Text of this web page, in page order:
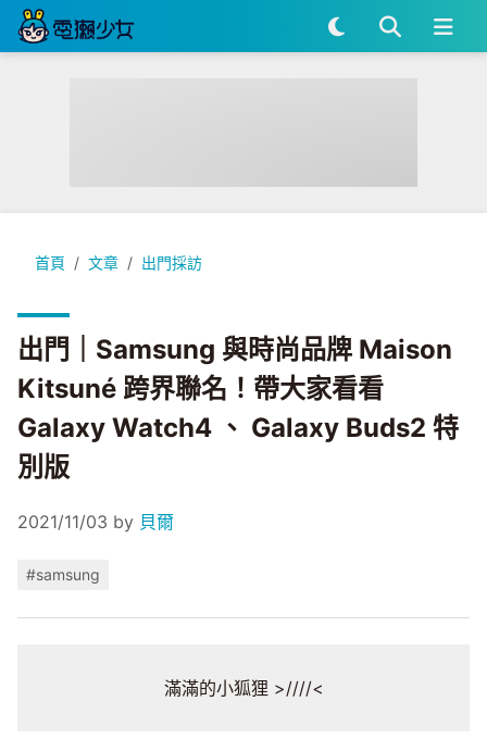
首頁 文章 出門採訪
出門｜Samsung 與時尚品牌 Maison Kitsuné 跨界聯名！帶
出門｜Samsung 與時尚品牌 Maison
Kitsuné 跨界聯名！帶大家看看
Galaxy Watch4 、 Galaxy Buds2 特
別版
2021/11/03 by 貝爾
#samsung
滿滿的小狐狸 >////<